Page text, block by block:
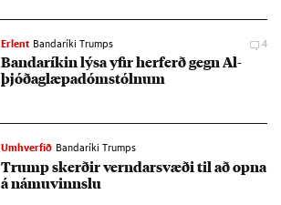
Erlent Bandaríki Trumps 4
Banda­rík­in lýsa yf­ir her­ferð gegn Al­
þjóða­glæpa­dóm­stóln­um
Umhverfið Bandaríki Trumps
Trump skerð­ir vernd­ar­svæði til að opna
á námu­vinnslu